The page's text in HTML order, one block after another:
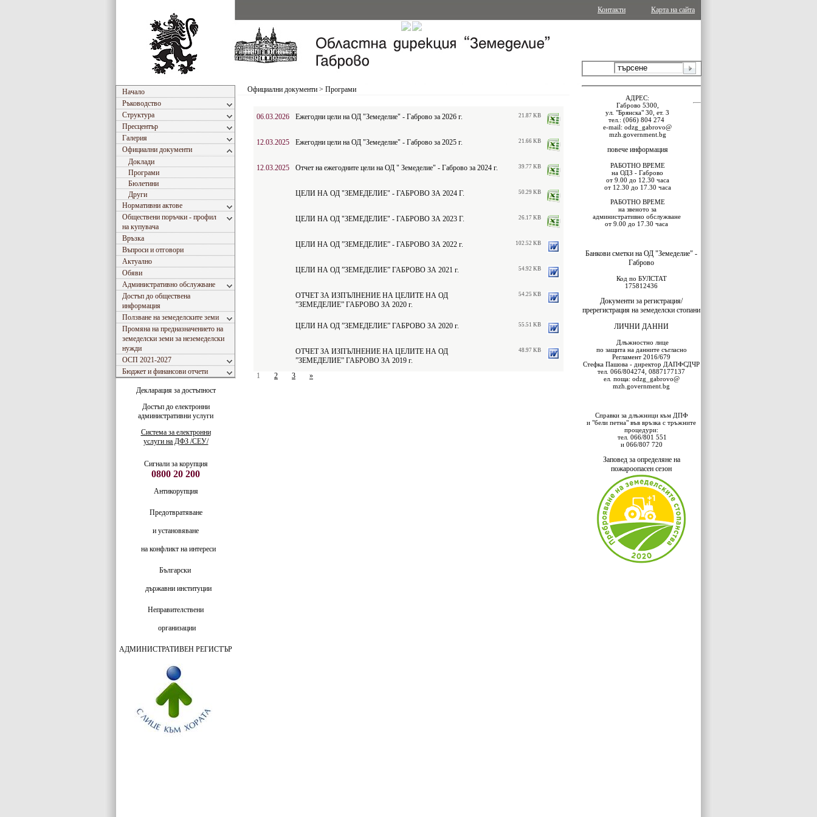
Карта на сайта
Контакти
Начало
Ръководство
Структура
Пресцентър
Галерия
Официални документи
Доклади
Програми
Бюлетини
Други
Нормативни актове
Обществени поръчки - профил
на купувача
Връзка
Въпроси и отговори
Актуално
Обяви
Административно обслужване
Достъп до обществена
информация
Ползване на земеделските земи
Промяна на предназначението на
земеделски земи за неземеделски
нужди
ОСП 2021-2027
Бюджет и финансови отчети
Декларация за достъпност
Достъп до електронни
административни услуги
Система за електронни
услуги на ДФЗ /СЕУ/
Сигнали за корупция
0800 20 200
Антикорупция
Предотвратяване
и установяване
на конфликт на интереси
Български
държавни институции
Неправителствени
организации
АДМИНИСТРАТИВЕН РЕГИСТЪР
Официални документи > Програми
06.03.2026 Ежегодни цели на ОД "Земеделие" - Габрово за 2026 г. 21.87 KB
12.03.2025 Ежегодни цели на ОД "Земеделие" - Габрово за 2025 г. 21.66 KB
12.03.2025 Отчет на ежегодните цели на ОД " Земеделие" - Габрово за 2024 г. 39.77 KB
ЦЕЛИ НА ОД "ЗЕМЕДЕЛИЕ" - ГАБРОВО ЗА 2024 Г. 50.29 KB
ЦЕЛИ НА ОД "ЗЕМЕДЕЛИЕ" - ГАБРОВО ЗА 2023 Г. 26.17 KB
ЦЕЛИ НА ОД ”ЗЕМЕДЕЛИЕ” - ГАБРОВО ЗА 2022 г. 102.52 KB
ЦЕЛИ НА ОД ”ЗЕМЕДЕЛИЕ” ГАБРОВО ЗА 2021 г. 54.92 KB
ОТЧЕТ ЗА ИЗПЪЛНЕНИЕ НА ЦЕЛИТЕ НА ОД
”ЗЕМЕДЕЛИЕ” ГАБРОВО ЗА 2020 г.
54.25 KB
ЦЕЛИ НА ОД ”ЗЕМЕДЕЛИЕ” ГАБРОВО ЗА 2020 г. 55.51 KB
ОТЧЕТ ЗА ИЗПЪЛНЕНИЕ НА ЦЕЛИТЕ НА ОД
”ЗЕМЕДЕЛИЕ” ГАБРОВО ЗА 2019 г.
48.97 KB
1 2 3 »
АДРЕС:
Габрово 5300,
ул. "Брянска" 30, ет. 3
тел.: (066) 804 274
e-mail: odzg_gabrovo@
mzh.government.bg
повече информация
РАБОТНО ВРЕМЕ
на ОДЗ - Габрово
от 9.00 до 12.30 часа
от 12.30 до 17.30 часа
РАБОТНО ВРЕМЕ
на звеното за
административно обслужване
от 9.00 до 17.30 часа
Банкови сметки на ОД "Земеделие" -
Габрово
Код по БУЛСТАТ
175812436
Документи за регистрация/
пререгистрация на земеделски стопани
ЛИЧНИ ДАННИ
Длъжностно лице
по защита на данните съгласно
Регламент 2016/679
Стефка Пашова - директор ДАПФСДЧР
тел. 066/804274, 0887177137
eл. поща: odzg_gabrovo@
mzh.government.bg
Справки за длъжници към ДПФ
и "бели петна" във връзка с тръжните
процедури:
тел. 066/801 551
и 066/807 720
Заповед за определяне на
пожароопасен сезон